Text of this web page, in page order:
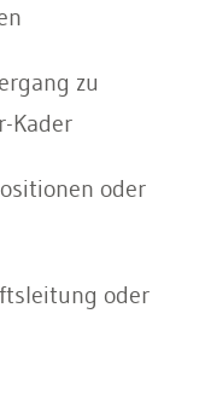
zu
Kader
oder
oder